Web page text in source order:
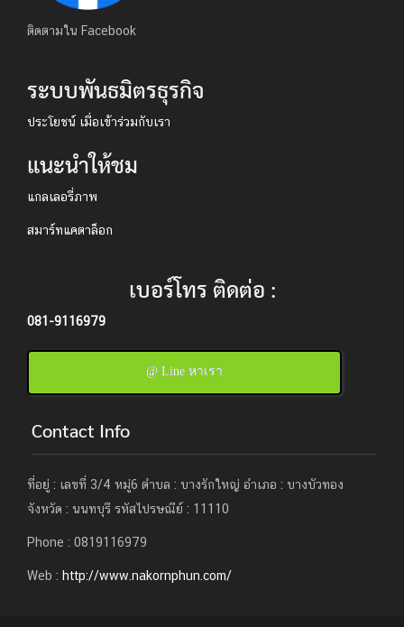
ติดตามใน Facebook
ระบบพันธมิตรธุรกิจ
ประโยชน์ เมื่อเข้าร่วมกับเรา
แนะนำให้ชม
แกลเลอรี่ภาพ
สมาร์ทแคตาล็อก
เบอร์โทร ติดต่อ :
081-9116979
@ Line หาเรา
Contact Info
ที่อยู่ : เลขที่ 3/4 หมู่6 ตำบล : บางรักใหญ่ อำเภอ : บางบัวทอง
จังหวัด : นนทบุรี รหัสไปรษณีย์ : 11110
Phone : 0819116979
Web : http://www.nakornphun.com/